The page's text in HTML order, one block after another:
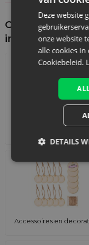
Ontdek wat je
interesseren
Accessoires en
Deze website
onze website
alle cookies in
Cookiebeleid.
DETAILS